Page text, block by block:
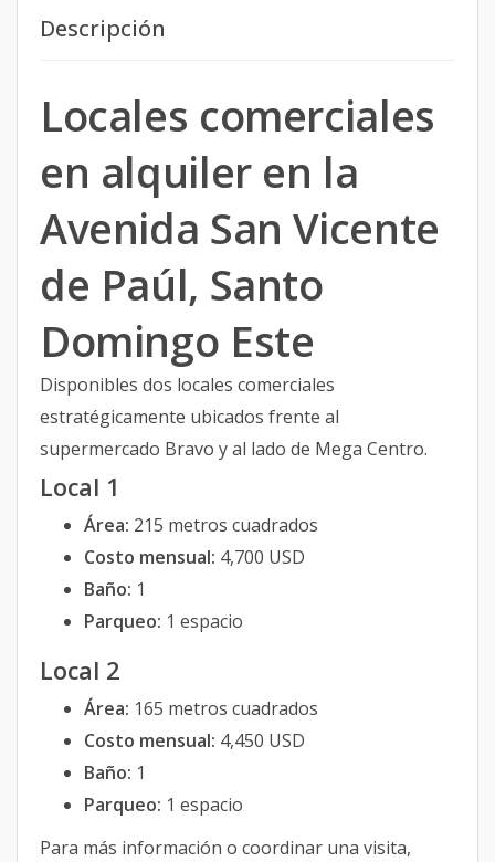
Descripción
Locales comerciales
en alquiler en la
Avenida San Vicente
de Paúl, Santo
Domingo Este
Disponibles dos locales comerciales
estratégicamente ubicados frente al
supermercado Bravo y al lado de Mega Centro.
Local 1
Área: 215 metros cuadrados
Costo mensual: 4,700 USD
Baño: 1
Parqueo: 1 espacio
Local 2
Área: 165 metros cuadrados
Costo mensual: 4,450 USD
Baño: 1
Parqueo: 1 espacio
Para más información o coordinar una visita,